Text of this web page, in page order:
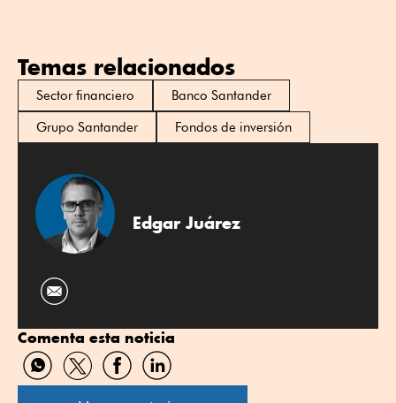
Temas relacionados
Sector financiero
Banco Santander
Grupo Santander
Fondos de inversión
Edgar Juárez
Comenta esta noticia
Compartir
por
Compartir
por
Compartir
por
Compartir
por